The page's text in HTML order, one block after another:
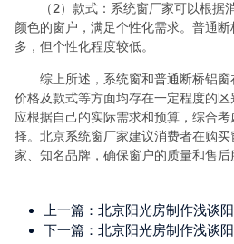
（2）款式：系统窗厂家可以根据
颜色的窗户，满足个性化需求。普通
多，但个性化程度较低。
综上所述，系统窗和普通断桥铝窗
价格及款式等方面均存在一定程度的区
应根据自己的实际需求和预算，综合
择。北京系统窗厂家建议消费者在购
家、知名品牌，确保窗户的质量和售后
上一篇： 北京阳光房制作浅谈
下一篇： 北京阳光房制作浅谈